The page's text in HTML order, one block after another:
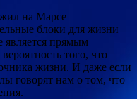
на Марсе
блоки для жизни
является прямым
того, что
жизни. И даже если
говорят нам о том, что